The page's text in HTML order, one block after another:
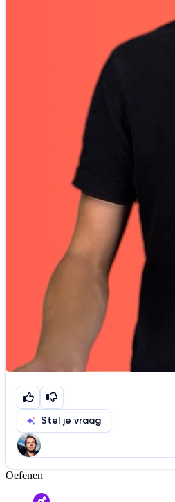
Stel je vraag
Help ons de video te verbeteren
De audio is slecht
Oefenen